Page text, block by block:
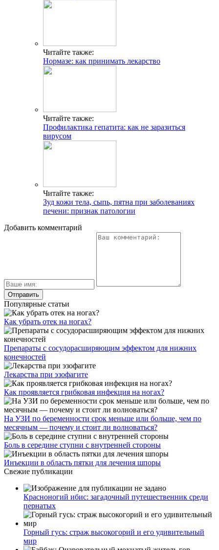
Читайте также:
Нормазе: как принимать лекарство
Читайте также:
Профилактика гепатита: как не заразиться
вирусом
Читайте также:
Зуд кожи тела, сыпь, пятна при заболеваниях
печени: признак патологии
Добавить комментарий
Популярные статьи
Как убрать отек на ногах?
Препараты с сосудорасширяющим эффектом для нижних
конечностей
Лекарства при эзофагите
Как проявляется грибковая инфекция на ногах?
На УЗИ по беременности срок меньше или больше, чем по
месячным — почему и стоит ли волноваться?
Боль в середине ступни с внутренней стороны
Инъекции в область пятки для лечения шпоры
Свежие публикации
Красноногий ибис: загадочный путешественник среди
пернатых
Горный гусь: страж высокогорий и его удивительный
мир